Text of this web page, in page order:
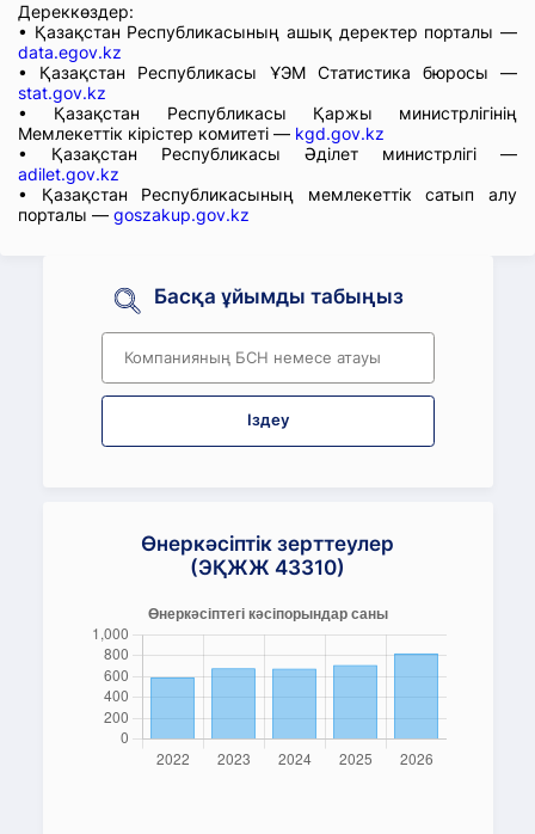
Дереккөздер:
• Қазақстан Республикасының ашық деректер порталы —
data.egov.kz
• Қазақстан Республикасы ҰЭМ Статистика бюросы —
stat.gov.kz
• Қазақстан Республикасы Қаржы министрлігінің
Мемлекеттік кірістер комитеті — kgd.gov.kz
• Қазақстан Республикасы Әділет министрлігі —
adilet.gov.kz
• Қазақстан Республикасының мемлекеттік сатып алу
порталы — goszakup.gov.kz
Басқа ұйымды табыңыз
Іздеу
Өнеркәсіптік зерттеулер
(ЭҚЖЖ 43310)